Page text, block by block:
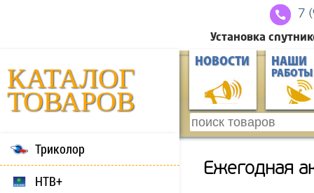
7
Установка
КАТАЛОГ
ТОВАРОВ
НОВОСТИ НАШИ
РАБОТЫ
Триколор
НТВ+
Ежегодная